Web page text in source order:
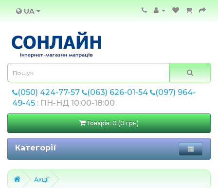
UA
(050) 424-77-57 (063) 626-01-54
(097) 964-
49-45 : ПН-НД 10:00-18:00
Товарів: 0 (0 грн)
Категорії
Акції